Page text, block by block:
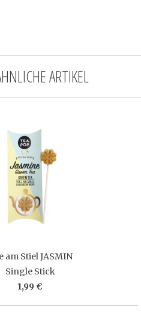
ARTIKEL
am Stiel JASMIN
Single Stick
1,99 €